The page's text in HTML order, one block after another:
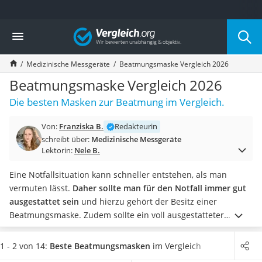
Die beliebtesten Vergleiche nach Kategorie
Drogerie
Inhalator
Haarschneider
Rollator
Braun Rasierer
Katzenklappe (Chip)
Masturbator
Massagepistole
Reisehaartrockner
Eiweißpulver
Magnesiumpräparat
Katzenklappe
Nackenmassagegerät
Zeckenschutz Katze
Vergleich
Medizinische Messgeräte Beatmungsmaske Vergleich 2026
Beatmungsmaske Vergleich 2026
Die besten Masken zur Beatmung im Vergleich.
Von: Franziska B.
Redakteurin
schreibt über: Medizinische Messgeräte
Lektorin: Nele B.
Eine Notfallsituation kann schneller entstehen, als man
vermuten lässt. Daher sollte man für den Notfall immer gut
ausgestattet sein und hierzu gehört der Besitz einer
Beatmungsmaske. Zudem sollte ein voll ausgestatteter
Verbandskastennicht fehlen. Tests im Internet zeigen, dass
alle Varianten - Beatmungsmasken als Einweg-, Taschen-
1 - 2 von 14: Beste Beatmungsmasken im Vergleich